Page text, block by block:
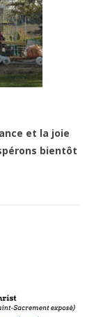
et la joie
bientôt